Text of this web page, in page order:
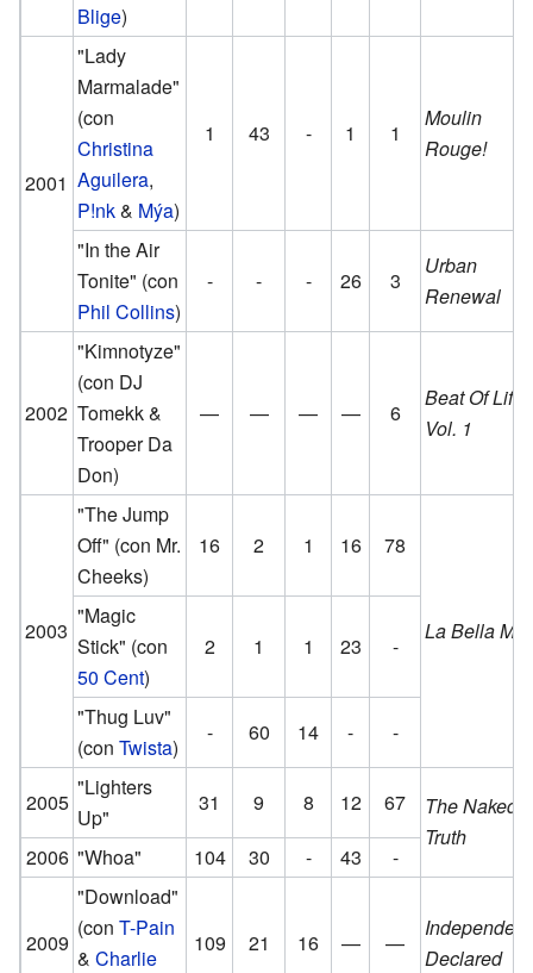
Blige)
2001
"Lady
Marmalade"
(con
Christina
Aguilera,
P!nk& Mýa)
1 43 - 1 1
Moulin
Rouge!
"In the Air
Tonite" (con
Phil Collins)
- - - 26 3
Urban
Renewal
2002
"Kimnotyze"
(con DJ
Tomekk &
Trooper Da
Don)
— — — — 6
Beat Of Life
Vol. 1
2003
"The Jump
Off" (con Mr.
Cheeks)
16 2 1 16 78
La Bella
"Magic
Stick" (con
50 Cent)
2 1 1 23 -
"Thug Luv"
(conTwista)
- 60 14 - -
2005
"Lighters
Up"
31 9 8 12 67
The Naked
Truth
2006 "Whoa" 104 30 - 43 -
2009
"Download"
(conT-Pain
&Charlie
109 21 16 — —
Declared